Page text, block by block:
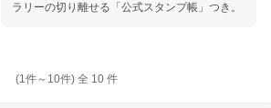
ラリーの切り離せる「公式スタンプ帳」つき。
(1件～ 10件) 全 10 件